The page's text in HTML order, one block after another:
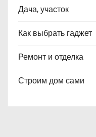
Дача, участок
Как выбрать гаджет
Ремонт и отделка
Строим дом сами